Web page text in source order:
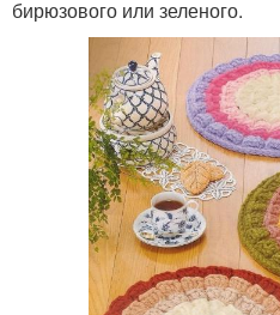
бирюзового или зеленого.